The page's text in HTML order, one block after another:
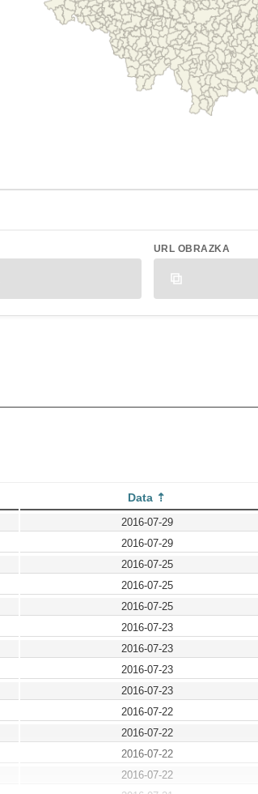
URL OBRAZKA
Data
2016-07-29
2016-07-29
2016-07-25
2016-07-25
2016-07-25
2016-07-23
2016-07-23
2016-07-23
2016-07-23
2016-07-22
2016-07-22
2016-07-22
2016-07-22